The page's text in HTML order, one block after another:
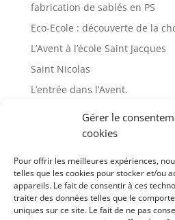
Gérer le
cookies
Pour offrir les meilleures expériences,
telles que les cookies pour stocker et/ou
appareils. Le fait de consentir à ces
traiter des données telles que le
uniques sur ce site. Le fait de ne pas
fabrication de sablés en PS
Eco-Ecole : découverte de la
L’Avent à l’école Saint Jacques
Saint Nicolas
L’entrée dans l’Avent.
Immersion des CM2 au collège
Les CP fabriquent un nichoir
Cross au collège et concert
Plantations
Animation Généthon